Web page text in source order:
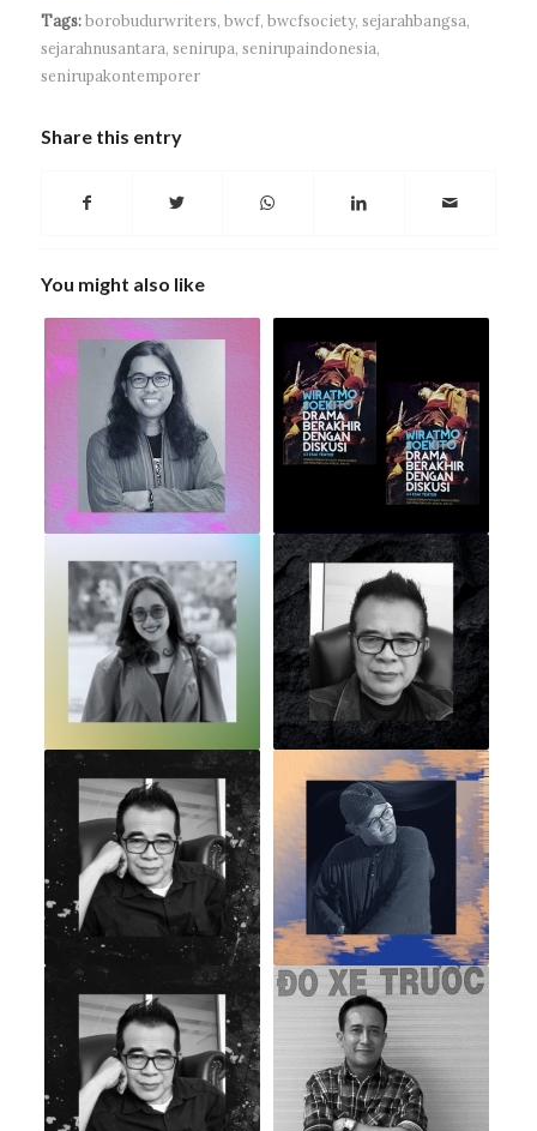
Tags: borobudurwriters, bwcf, bwcfsociety, sejarahbangsa,
sejarahnusantara, senirupa, senirupaindonesia,
senirupakontemporer
Share this entry
You might also like